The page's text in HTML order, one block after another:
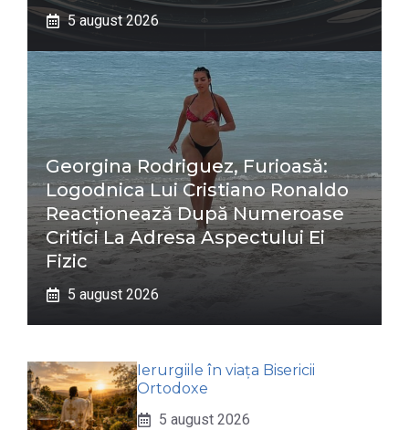
5 august 2026
Georgina Rodriguez, Furioasă:
Logodnica Lui Cristiano Ronaldo
Reacționează După Numeroase
Critici La Adresa Aspectului Ei
Fizic
5 august 2026
Ierurgiile în viața Bisericii
Ortodoxe
5 august 2026